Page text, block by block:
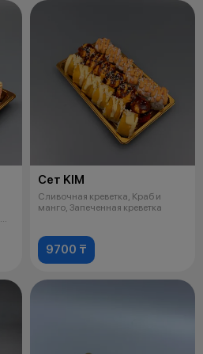
Сет KIM
Сливочная креветка, Краб и
манго, Запеченная креветка
9700 ₸